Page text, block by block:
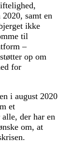
samt en
ikke
til
–
op om
for
i august 2020
et
der har en
om, at